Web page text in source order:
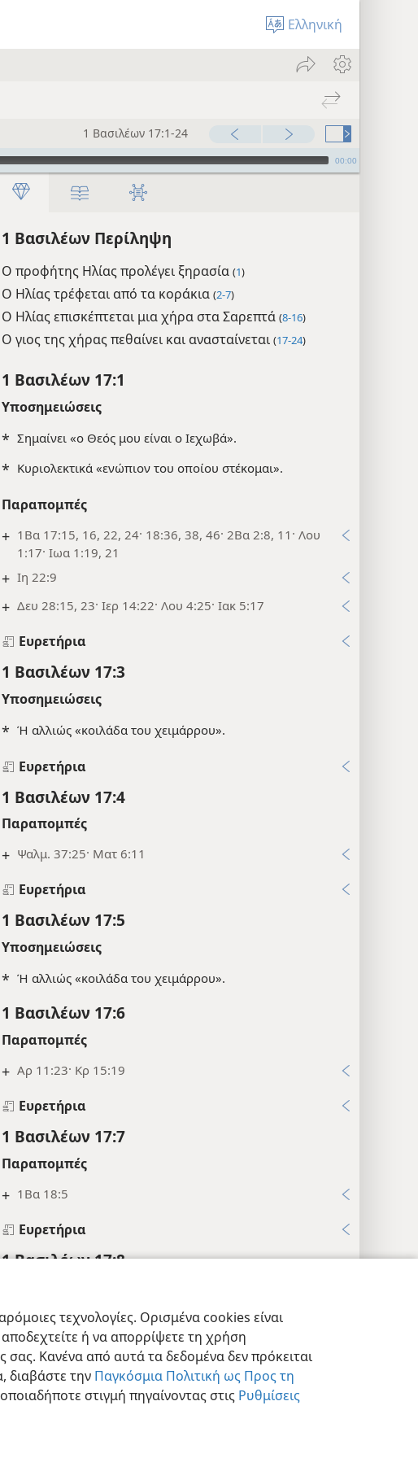
τεχνολογίες. Ορισμένα cookies είναι
ή να απορρίψετε τη χρήση
Κανένα από αυτά τα δεδομένα δεν πρόκειται
διαβάστε την Παγκόσμια Πολιτική ως Προς τη
στιγμή πηγαίνοντας στις Ρυθμίσεις
Ελληνική
1 Βασιλέων 17:1-24
00:00
1 Βασιλέων Περίληψη
Ο προφήτης Ηλίας προλέγει ξηρασία (1)
Ο Ηλίας τρέφεται από τα κοράκια (2-7)
Ο Ηλίας επισκέπτεται μια χήρα στα Σαρεπτά (8-16)
Ο γιος της χήρας πεθαίνει και ανασταίνεται (17-24)
1 Βασιλέων 17:1
Υποσημειώσεις
* Σημαίνει «ο Θεός μου είναι ο Ιεχωβά».
* Κυριολεκτικά «ενώπιον του οποίου στέκομαι».
Παραπομπές
+ 1Βα 17:15, 16, 22, 24· 18:36, 38, 46· 2Βα 2:8, 11· Λου
1:17· Ιωα 1:19, 21
+ Ιη 22:9
+ Δευ 28:15, 23· Ιερ 14:22· Λου 4:25· Ιακ 5:17
Ευρετήρια
1 Βασιλέων 17:3
Υποσημειώσεις
* Ή αλλιώς «κοιλάδα του χειμάρρου».
Ευρετήρια
1 Βασιλέων 17:4
Παραπομπές
+ Ψαλμ. 37:25· Ματ 6:11
Ευρετήρια
1 Βασιλέων 17:5
Υποσημειώσεις
* Ή αλλιώς «κοιλάδα του χειμάρρου».
1 Βασιλέων 17:6
Παραπομπές
+ Αρ 11:23· Κρ 15:19
Ευρετήρια
1 Βασιλέων 17:7
Παραπομπές
+ 1Βα 18:5
Ευρετήρια
1 Βασιλέων 17:8
1 Βασιλέων 17:9
Παραπομπές
+ Λου 4:25, 26
Ρυθμίσεις Απορρήτου JW.ORG Σύνδεση